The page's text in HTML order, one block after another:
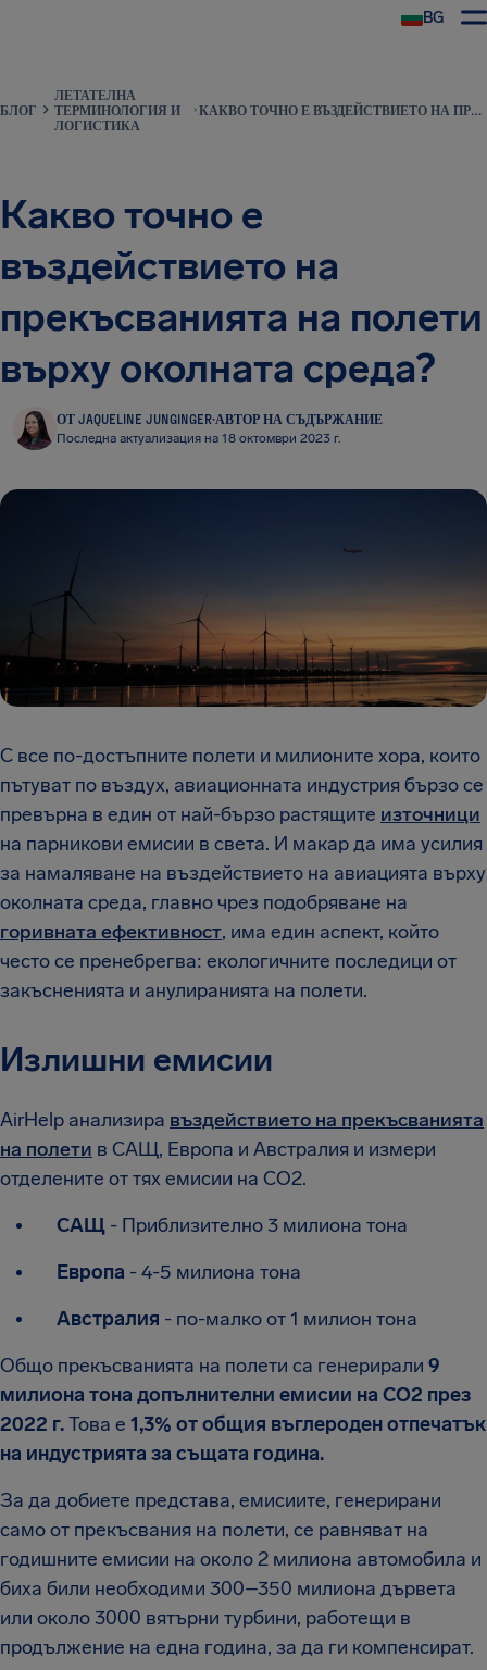
BG
БЛОГ
ЛЕТАТЕЛНА
ТЕРМИНОЛОГИЯ И
ЛОГИСТИКА
КАКВО ТОЧНО Е ВЪЗДЕЙСТВИЕТО НА ПРЕКЪСВАНИЯТА НА ПОЛЕТИ ВЪРХУ ОКОЛНАТА СРЕДА?
Какво точно е
въздействието на
прекъсванията на полети
върху околната среда?
ОТ JAQUELINE JUNGINGER·АВТОР НА СЪДЪРЖАНИЕ
Последна актуализация на 18 октомври 2023 г.
С все по-достъпните полети и милионите хора, които
пътуват по въздух, авиационната индустрия бързо се
превърна в един от най-бързо растящите източници
на парникови емисии в света. И макар да има усилия
за намаляване на въздействието на авиацията върху
околната среда, главно чрез подобряване на
горивната ефективност, има един аспект, който
често се пренебрегва: екологичните последици от
закъсненията и анулиранията на полети.
Излишни емисии
AirHelp анализира въздействието на прекъсванията
на полети в САЩ, Европа и Австралия и измери
отделените от тях емисии на CO2.
САЩ - Приблизително 3 милиона тона
Европа - 4-5 милиона тона
Австралия - по-малко от 1 милион тона
Общо прекъсванията на полети са генерирали 9
милиона тона допълнителни емисии на CO2 през
2022 г.Това е 1,3% от общия въглероден отпечатък
на индустрията за същата година.
За да добиете представа, емисиите, генерирани
само от прекъсвания на полети, се равняват на
годишните емисии на около 2 милиона автомобила и
биха били необходими 300–350 милиона дървета
или около 3000 вятърни турбини, работещи в
продължение на една година, за да ги компенсират.